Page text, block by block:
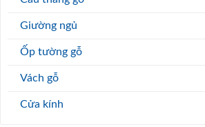
Giường ngủ
Ốp tường gỗ
Vách gỗ
Cửa kính